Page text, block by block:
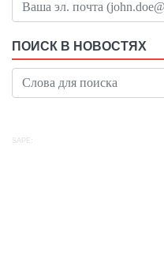
ПОИСК В НОВОСТЯХ
SAPE: